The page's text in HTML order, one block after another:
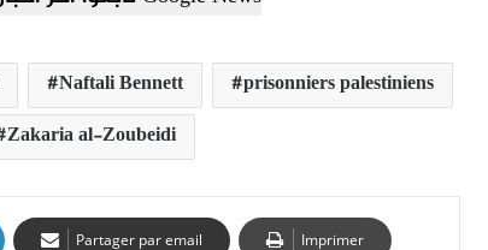
Naftali Bennett
prisonniers palestiniens
Zakaria al-Zoubeidi
Partager par email Imprimer